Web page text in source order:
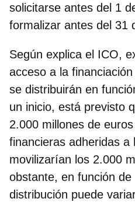
solicitarse antes del 1
formalizar antes del 31
Según explica el ICO,
acceso a la
se distribuirán en
un inicio, está previsto
2.000 millones de euros
financieras adheridas
movilizarían los 2.000
obstante, en función
distribución puede